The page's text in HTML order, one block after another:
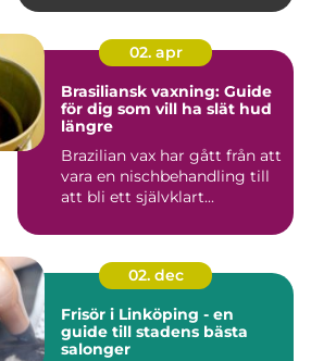
02. apr
Brasiliansk vaxning: Guide
för dig som vill ha slät hud
längre
Brazilian vax har gått från att
vara en nischbehandling till
att bli ett självklart...
02. dec
Frisör i Linköping - en
guide till stadens bästa
salonger